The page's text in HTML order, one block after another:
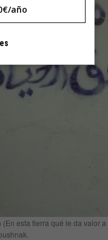
esta tierra qué le da valor
año